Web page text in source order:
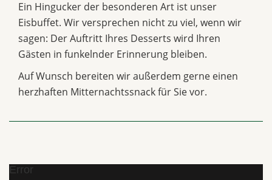
Ein Hingucker der besonderen Art ist unser
Eisbuffet. Wir versprechen nicht zu viel, wenn wir
sagen: Der Auftritt Ihres Desserts wird Ihren
Gästen in funkelnder Erinnerung bleiben.
Auf Wunsch bereiten wir außerdem gerne einen
herzhaften Mitternachtssnack für Sie vor.
Error